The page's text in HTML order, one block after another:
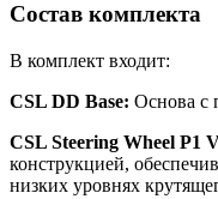
Состав комплекта
В комплект входит:
CSL DD Base: Основа с
CSL Steering Wheel P1
конструкцией,
низких уровнях